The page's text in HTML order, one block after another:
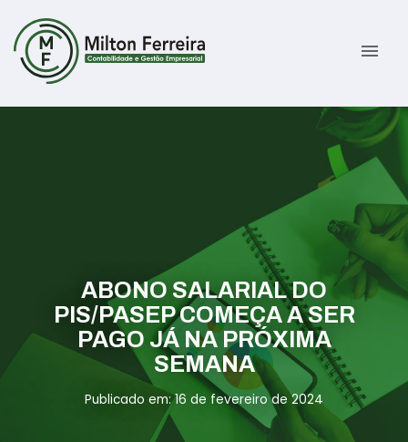
menu
Gestão Tributária e Fiscal
Previdenciária Trabalhista
Abertura de Empresas
Assessoria jurídica
Informativos
Contato
ÁREA DO CLIENTE
ABONO SALARIAL DO
PIS/PASEP COMEÇA A SER
PAGO JÁ NA PRÓXIMA
SEMANA
Publicado em: 16 de fevereiro de 2024